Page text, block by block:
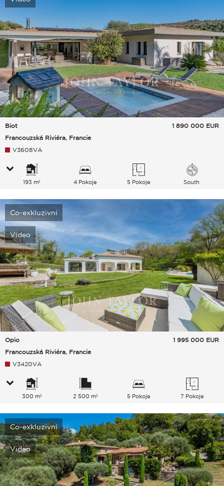
Biot
Francouzská Riviéra, Francie
1 890 000 EUR
V3608VA
193 m² 4 Pokoje 5 Pokoje South
Co-exkluzivní
Video
Opio
Francouzská Riviéra, Francie
1 995 000 EUR
V3420VA
300 m² 2 500 m² 5 Pokoje 7 Pokoje
Co-exkluzivní
Video